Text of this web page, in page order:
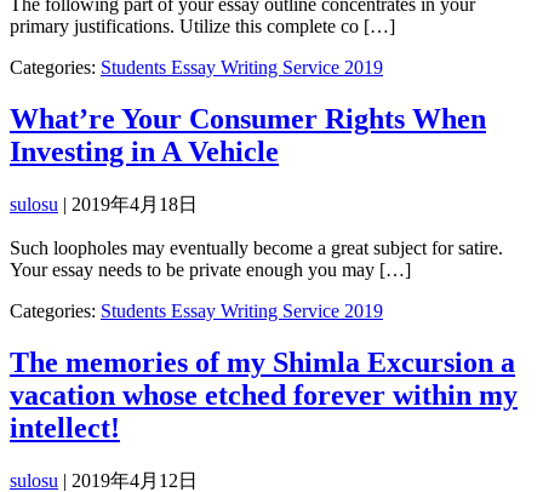
The following part of your essay outline concentrates in your
primary justifications. Utilize this complete co […]
Categories: Students Essay Writing Service 2019
What’re Your Consumer Rights When
Investing in A Vehicle
sulosu | 2019年4月18日
Such loopholes may eventually become a great subject for satire.
Your essay needs to be private enough you may […]
Categories: Students Essay Writing Service 2019
The memories of my Shimla Excursion a
vacation whose etched forever within my
intellect!
sulosu | 2019年4月12日